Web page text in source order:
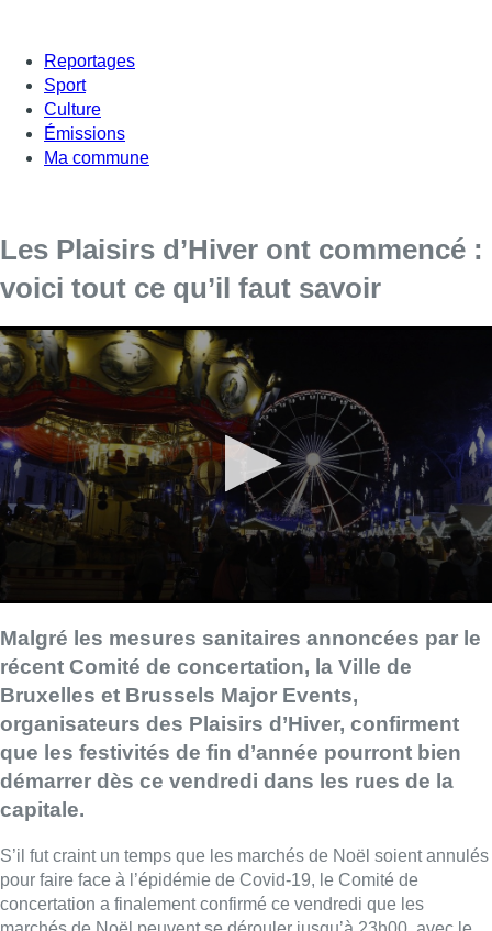
Reportages
Sport
Culture
Émissions
Ma commune
Les Plaisirs d’Hiver ont commencé :
voici tout ce qu’il faut savoir
Malgré les mesures sanitaires annoncées par le
récent Comité de concertation, la Ville de
Bruxelles et Brussels Major Events,
organisateurs des Plaisirs d’Hiver, confirment
que les festivités de fin d’année pourront bien
démarrer dès ce vendredi dans les rues de la
capitale.
S’il fut craint un temps que les marchés de Noël soient annulés
pour faire face à l’épidémie de Covid-19, le Comité de
concertation a finalement confirmé ce vendredi que les